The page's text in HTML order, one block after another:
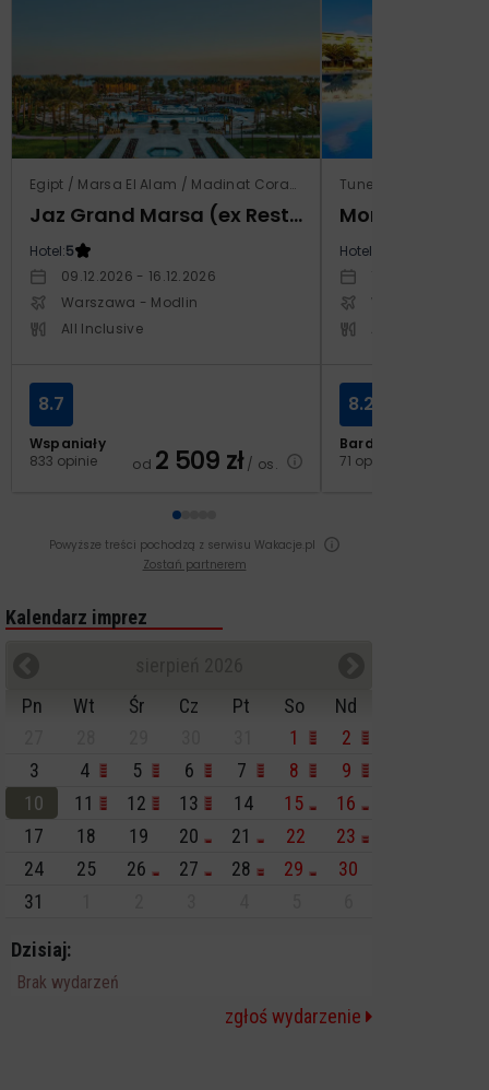
Egipt / Marsa El Alam / Madinat Coraya
Jaz Grand Marsa (ex Resta Grand Resort)
Hotel:5
09.12.2026 - 16.12.2026
Warszawa - Modlin
All Inclusive
Wspaniały
833 opinie
8.7
od 2 509 zł/ os.
Tunezja / Al-
Monarque El
Hotel:
Warszawa -
Bardzo dobry
71 opinii
8.2
Powyższe treści pochodzą z serwisu Wakacje.pl
Zostań partnerem
Kalendarz imprez
Pn
Wt Śr Cz Pt So
Nd
1
2
3
4 5 6 7 8
9
10
11 12 13 14 15
16
17
18 19 20 21 22
23
24
25 26 27 28 29
30
31
Dzisiaj:
Brak wydarzeń
zgłoś wydarzenie